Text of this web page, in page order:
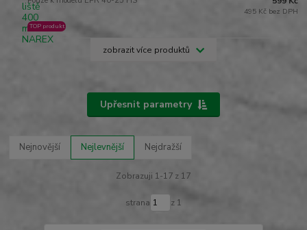
TOP produkt
495 Kč bez DPH
zobrazit více produktů
Upřesnit parametry
Nejnovější Nejlevnější Nejdražší
Zobrazuji 1-17 z 17
strana z 1